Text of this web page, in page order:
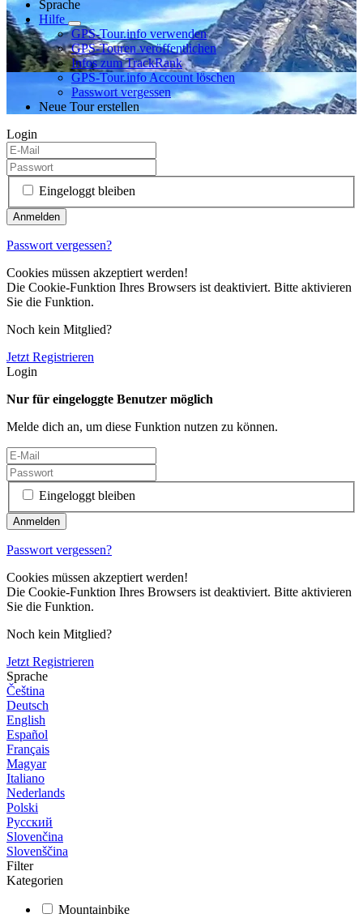
Sprache
Hilfe
GPS-Tour.info verwenden
GPS-Touren veröffentlichen
Infos zum TrackRank
GPS-Tour.info Account löschen
Passwort vergessen
Neue Tour erstellen
Login
Eingeloggt bleiben
Passwort vergessen?
Cookies müssen akzeptiert werden!
Die Cookie-Funktion Ihres Browsers ist deaktiviert. Bitte aktivieren
Sie die Funktion.
Noch kein Mitglied?
Jetzt Registrieren
Login
Nur für eingeloggte Benutzer möglich
Melde dich an, um diese Funktion nutzen zu können.
Eingeloggt bleiben
Passwort vergessen?
Cookies müssen akzeptiert werden!
Die Cookie-Funktion Ihres Browsers ist deaktiviert. Bitte aktivieren
Sie die Funktion.
Noch kein Mitglied?
Jetzt Registrieren
Sprache
Čeština
Deutsch
English
Español
Français
Magyar
Italiano
Nederlands
Polski
Русский
Slovenčina
Slovenščina
Filter
Kategorien
Mountainbike